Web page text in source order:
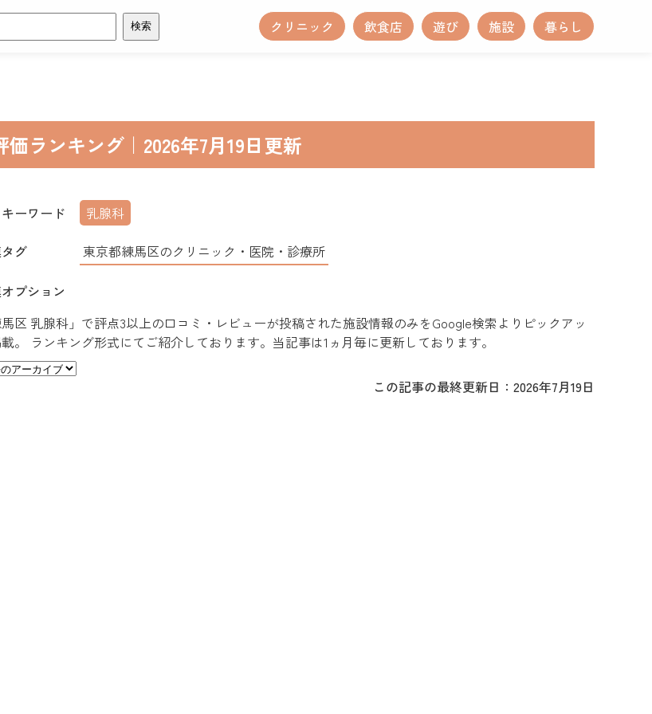
クリニック 飲食店 遊び 施設 暮らし
ランキング｜2026年7月19日更新
ーワード
乳腺科
グ
東京都練馬区のクリニック・医院・診療所
プション
馬区 乳腺科」で評点3以上の口コミ・レビューが投稿された施設情報のみをGoogle検索よりピックアッ
。 ランキング形式にてご紹介しております。当記事は1ヵ月毎に更新しております。
この記事の最終更新日：2026年7月19日